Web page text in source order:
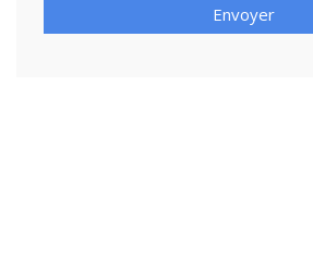
Envoyer